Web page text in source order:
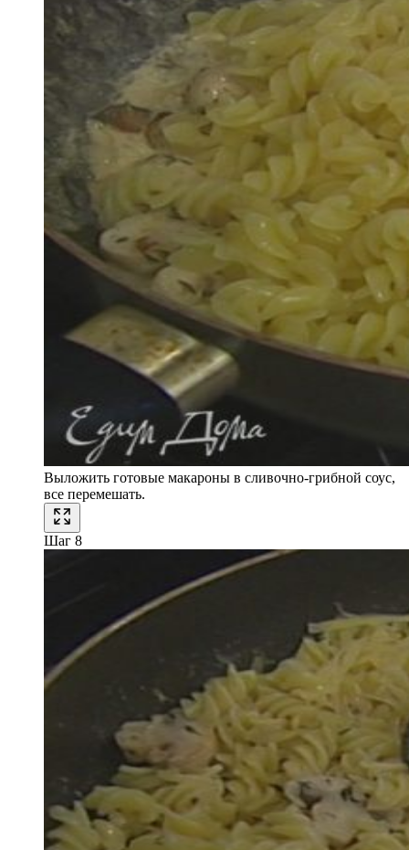
Выложить готовые макароны в сливочно-грибной соус,
все перемешать.
Шаг 8